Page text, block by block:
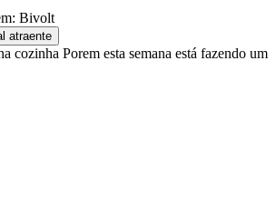
Bivolt
atraente
cozinha Porem esta semana está fazendo um